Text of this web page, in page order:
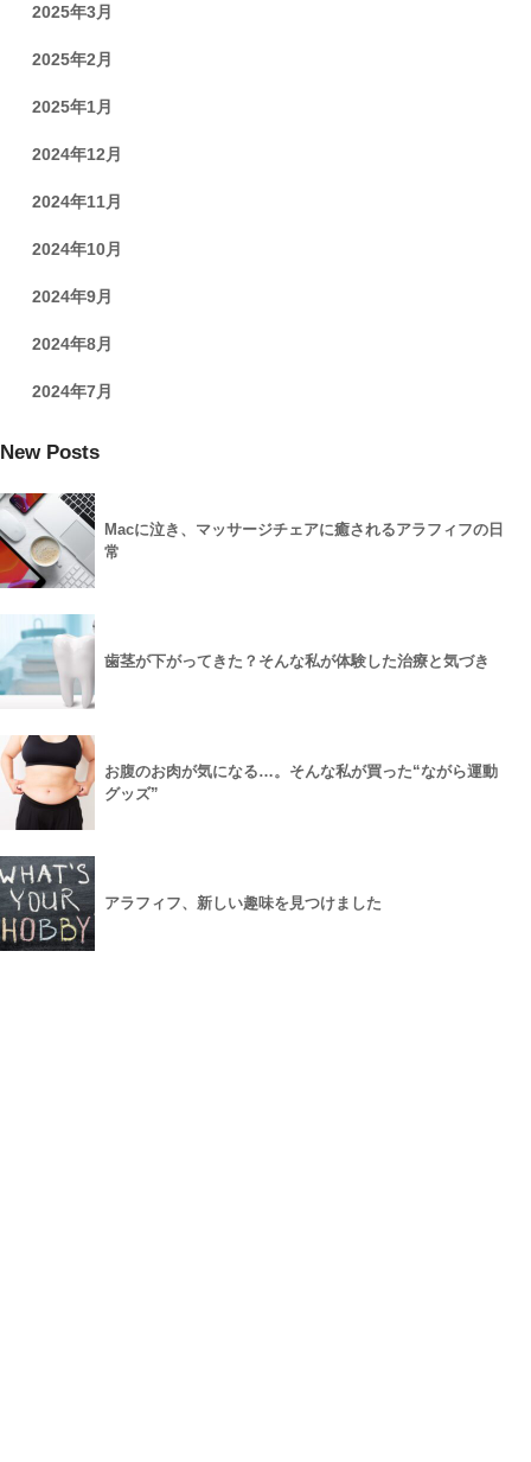
2025年3月
2025年2月
2025年1月
2024年12月
2024年11月
2024年10月
2024年9月
2024年8月
2024年7月
New Posts
Macに泣き、マッサージチェアに癒されるアラフィフの日
常
歯茎が下がってきた？そんな私が体験した治療と気づき
お腹のお肉が気になる…。そんな私が買った“ながら運動
グッズ”
アラフィフ、新しい趣味を見つけました